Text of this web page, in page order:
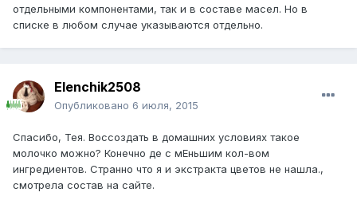
отдельными компонентами, так и в составе масел. Но в
списке в любом случае указываются отдельно.
Elenchik2508
Опубликовано 6 июля, 2015
Спасибо, Тея. Воссоздать в домашних условиях такое
молочко можно? Конечно де с мЕньшим кол-вом
ингредиентов. Странно что я и экстракта цветов не нашла.,
смотрела состав на сайте.